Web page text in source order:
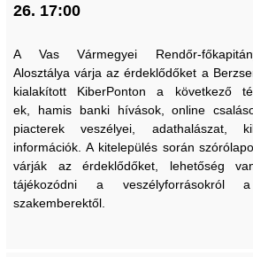
26. 17:00
A Vas Vármegyei Rendőr-
Alosztálya várja az érdeklődőket a
kialakított KiberPonton a következő
ek, hamis banki hívások, online
piacterek veszélyei, adathalászat,
információk. A kitelepülés során
várják az érdeklődőket, lehetőség
tájékozódni a veszélyforrásokról
szakemberektől.